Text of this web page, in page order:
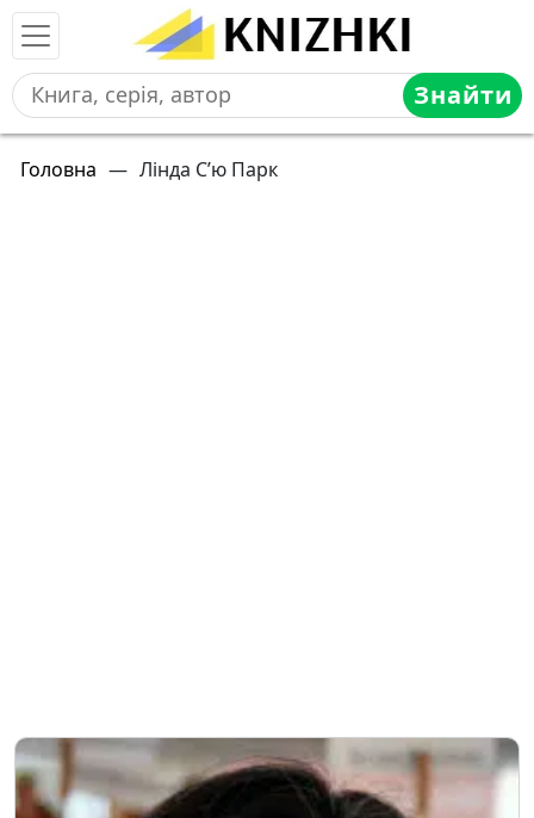
Знайти
Головна — Лінда С’ю Парк